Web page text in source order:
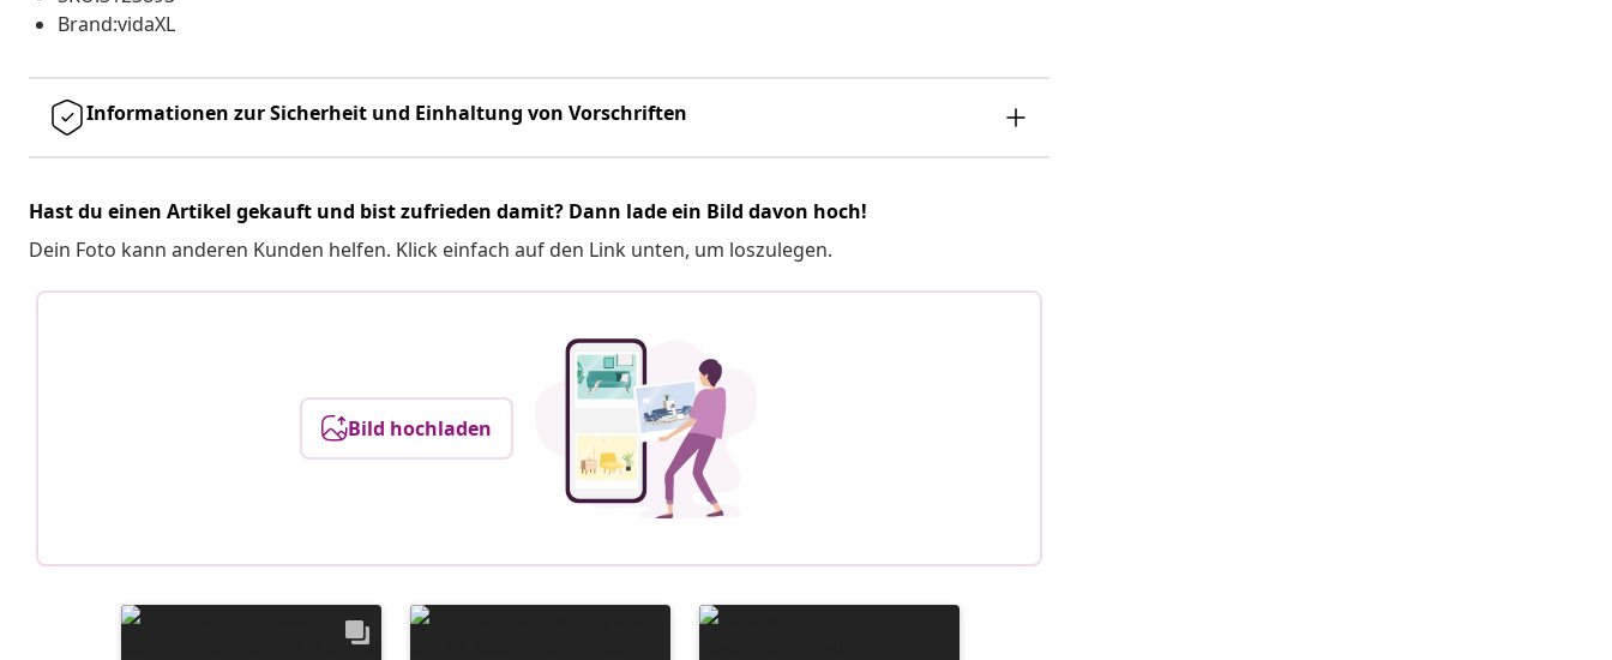
Brand:vidaXL
Informationen zur Sicherheit und Einhaltung von Vorschriften
Hast du einen Artikel gekauft und bist zufrieden damit? Dann lade ein Bild davon hoch!
Dein Foto kann anderen Kunden helfen. Klick einfach auf den Link unten, um loszulegen.
Bild hochladen